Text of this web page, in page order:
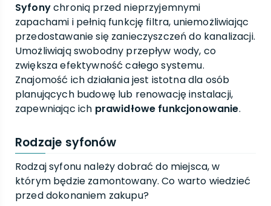
Syfonychronią przed nieprzyjemnymi
zapachami i pełnią funkcję filtra, uniemożliwiając
przedostawanie się zanieczyszczeń do kanalizacji.
Umożliwiają swobodny przepływ wody, co
zwiększa efektywność całego systemu.
Znajomość ich działania jest istotna dla osób
planujących budowę lub renowację instalacji,
zapewniając ich prawidłowe funkcjonowanie.
Rodzaje syfonów
Rodzaj syfonu należy dobrać do miejsca, w
którym będzie zamontowany. Co warto wiedzieć
przed dokonaniem zakupu?